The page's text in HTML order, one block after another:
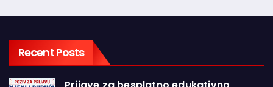
Recent Posts